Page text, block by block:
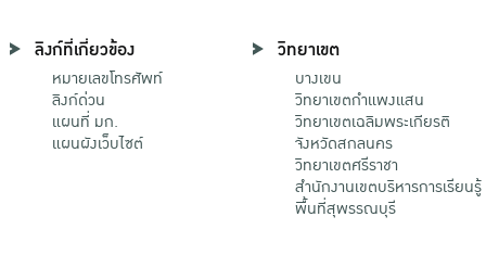
ลิงก์ที่เกี่ยวข้อง
หมายเลขโทรศัพท์
ลิงก์ด่วน
แผนที่ มก.
แผนผังเว็บไซต์
วิทยาเขต
บางเขน
วิทยาเขตกําแพงแสน
วิทยาเขตเฉลิมพระเกียรติ
จังหวัดสกลนคร
วิทยาเขตศรีราชา
สำนักงานเขตบริหารการเรียนรู้
พื้นที่สุพรรณบุรี